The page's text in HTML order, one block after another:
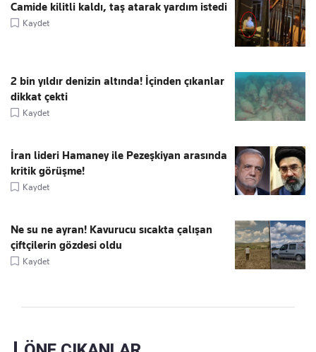
Camide kilitli kaldı, taş atarak yardım istedi
Kaydet
2 bin yıldır denizin altında! İçinden çıkanlar
dikkat çekti
Kaydet
İran lideri Hamaney ile Pezeşkiyan arasında
kritik görüşme!
Kaydet
Ne su ne ayran! Kavurucu sıcakta çalışan
çiftçilerin gözdesi oldu
Kaydet